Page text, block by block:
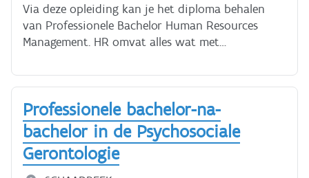
Via deze opleiding kan je het diploma behalen
van Professionele Bachelor Human Resources
Management. HR omvat alles wat met
binnen zeer diverse organisaties (KMO, ziekenhuis,
multinational, sociaal secretariaat,...) Je volgt deze
opleiding als je aan de slag wil gaan als payroll
medewerker - officer. Wil je ontdekken of een job
als payroll medewerker iets voor jou is? Neem dan
zeker het [digitaal pakket]
(https://leren.vdab.be/course/view.php?id=1183)
Professionele bachelor-na-
bachelor in de Psychosociale
Gerontologie